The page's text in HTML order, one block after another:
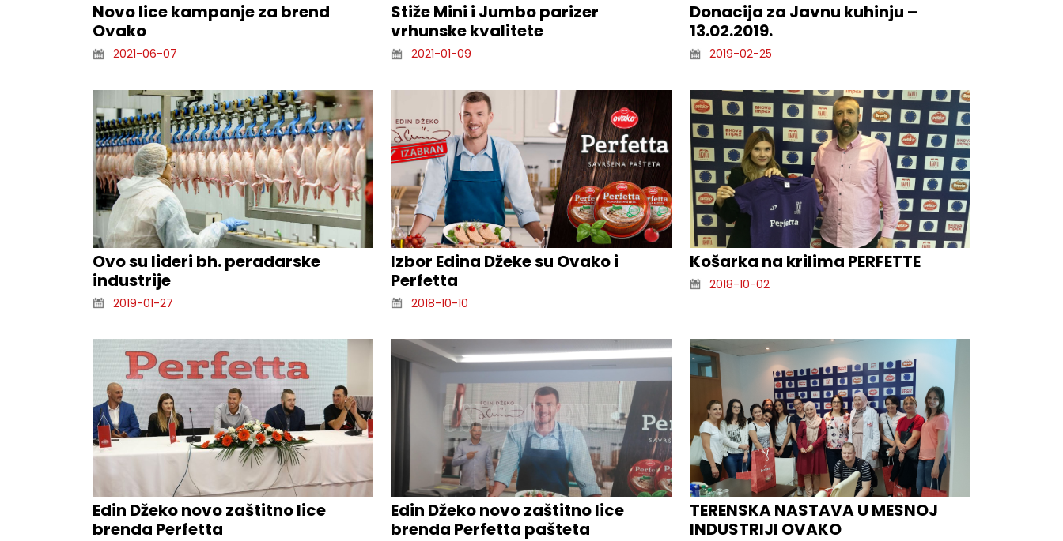
Novo lice kampanje za brend
Ovako
2021-06-07
Stiže Mini i Jumbo parizer
vrhunske kvalitete
2021-01-09
Donacija za Javnu kuhinju –
13.02.2019.
2019-02-25
Ovo su lideri bh. peradarske
industrije
2019-01-27
Izbor Edina Džeke su Ovako i
Perfetta
2018-10-10
Košarka na krilima PERFETTE
2018-10-02
Edin Džeko novo zaštitno lice
brenda Perfetta
Edin Džeko novo zaštitno lice
brenda Perfetta pašteta
TERENSKA NASTAVA U MESNOJ
INDUSTRIJI OVAKO